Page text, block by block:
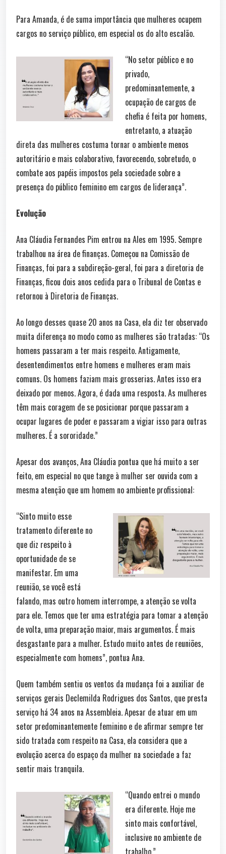
Para Amanda, é de suma importância que mulheres ocupem
cargos no serviço público, em especial os do alto escalão.
“No setor público e no
privado,
predominantemente, a
ocupação de cargos de
chefia é feita por homens,
entretanto, a atuação
direta das mulheres costuma tornar o ambiente menos
autoritário e mais colaborativo, favorecendo, sobretudo, o
combate aos papéis impostos pela sociedade sobre a
presença do público feminino em cargos de liderança”.
Evolução
Ana Cláudia Fernandes Pim entrou na Ales em 1995. Sempre
trabalhou na área de finanças. Começou na Comissão de
Finanças, foi para a subdireção-geral, foi para a diretoria de
Finanças, ficou dois anos cedida para o Tribunal de Contas e
retornou à Diretoria de Finanças.
Ao longo desses quase 20 anos na Casa, ela diz ter observado
muita diferença no modo como as mulheres são tratadas: “Os
homens passaram a ter mais respeito. Antigamente,
desentendimentos entre homens e mulheres eram mais
comuns. Os homens faziam mais grosserias. Antes isso era
deixado por menos. Agora, é dada uma resposta. As mulheres
têm mais coragem de se posicionar porque passaram a
ocupar lugares de poder e passaram a vigiar isso para outras
mulheres. É a sororidade.”
Apesar dos avanços, Ana Cláudia pontua que há muito a ser
feito, em especial no que tange à mulher ser ouvida com a
mesma atenção que um homem no ambiente profissional:
“Sinto muito esse
tratamento diferente no
que diz respeito à
oportunidade de se
manifestar. Em uma
reunião, se você está
falando, mas outro homem interrompe, a atenção se volta
para ele. Temos que ter uma estratégia para tomar a atenção
de volta, uma preparação maior, mais argumentos. É mais
desgastante para a mulher. Estudo muito antes de reuniões,
especialmente com homens”, pontua Ana.
Quem também sentiu os ventos da mudança foi a auxiliar de
serviços gerais Declemilda Rodrigues dos Santos, que presta
serviço há 34 anos na Assembleia. Apesar de atuar em um
setor predominantemente feminino e de afirmar sempre ter
sido tratada com respeito na Casa, ela considera que a
evolução acerca do espaço da mulher na sociedade a faz
sentir mais tranquila.
“Quando entrei o mundo
era diferente. Hoje me
sinto mais confortável,
inclusive no ambiente de